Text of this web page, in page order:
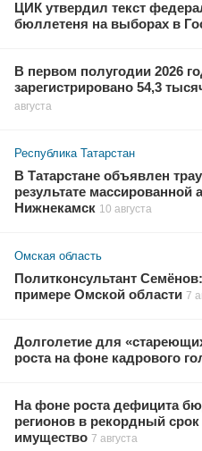
ЦИК утвердил текст
бюллетеня на выборах в
В первом полугодии 2026
зарегистрировано 54,3
августа
Республика Татарстан
В Татарстане объявлен
результате массированной
Нижнекамск 10 августа
Омская область
Политконсультант
примере Омской области 7
Долголетие для
роста на фоне кадрового
На фоне роста дефицита
регионов в рекордный
имущество 7 августа